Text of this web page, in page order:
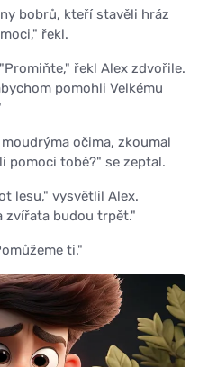
bobrů, kteří stavěli hráz
řekl.
řekl Alex zdvořile.
pomohli Velkému
očima, zkoumal
pomoci tobě?" se zeptal.
lesu," vysvětlil Alex.
zvířata budou trpět."
ti."